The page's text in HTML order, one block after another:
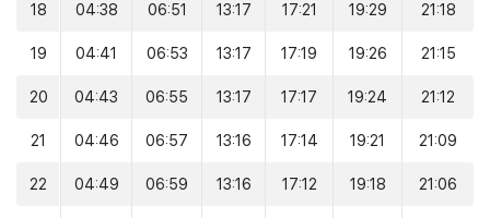
18 04:38 06:51 13:17 17:21 19:29 21:18
19 04:41 06:53 13:17 17:19 19:26 21:15
20 04:43 06:55 13:17 17:17 19:24 21:12
21 04:46 06:57 13:16 17:14 19:21 21:09
22 04:49 06:59 13:16 17:12 19:18 21:06